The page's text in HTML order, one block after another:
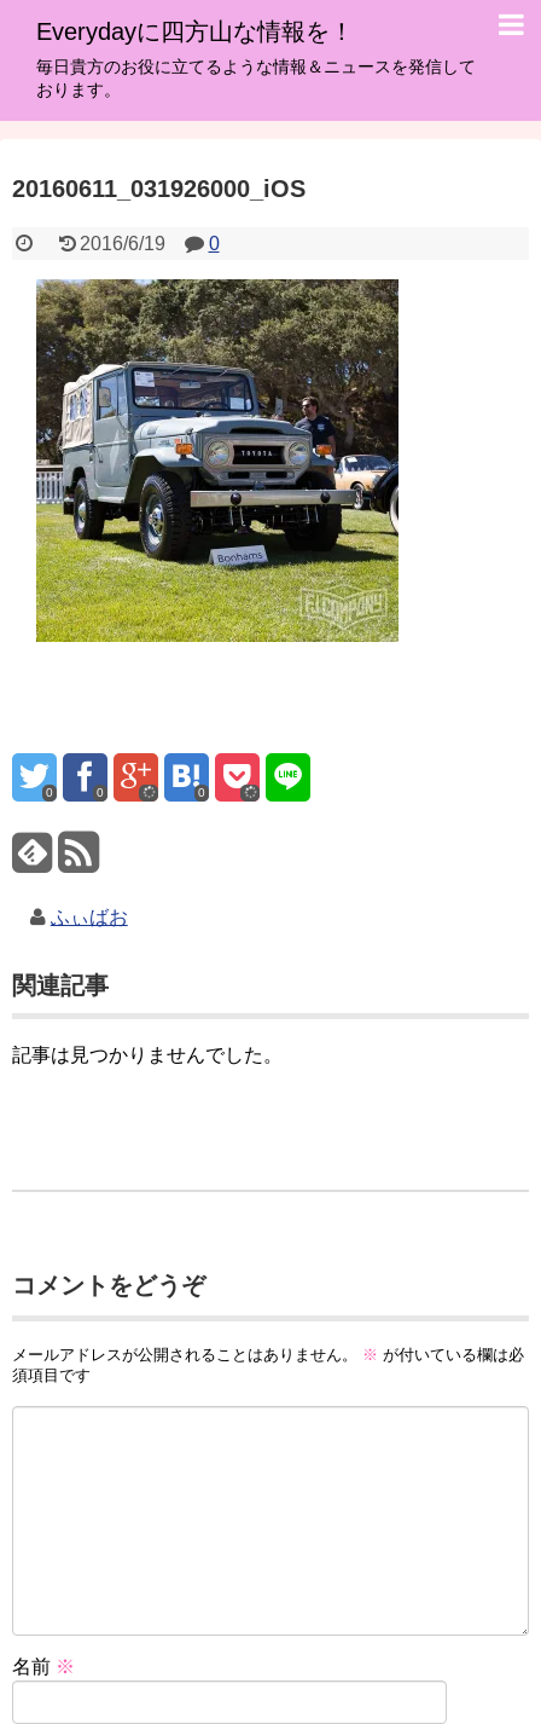
Everydayに四方山な情報を！
毎日貴方のお役に立てるような情報＆ニュースを発信して
おります。
20160611_031926000_iOS
2016/6/19 0
0 0 0
ふぃばお
関連記事
記事は見つかりませんでした。
コメントをどうぞ
メールアドレスが公開されることはありません。 ※ が付いている欄は必
須項目です
名前 ※